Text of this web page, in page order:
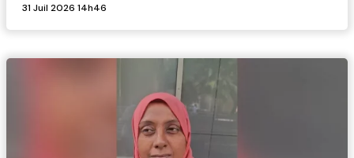
31 Juil 2026 14h46